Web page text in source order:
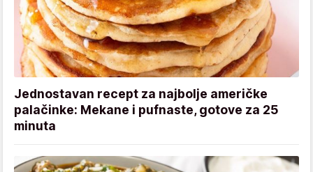
Jednostavan recept za najbolje američke
palačinke: Mekane i pufnaste, gotove za 25
minuta